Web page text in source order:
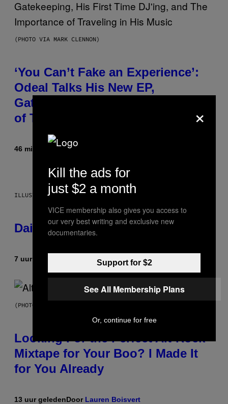
(PHOTO VIA MARK CLENNON)
‘You Can’t Fake an Experience’:
Odeal Talks His New EP,
Gatekeeping, and the Importance
of Traveling [Exclusive]
46 minuten geleden
ILLUSTRATION BY REESA.
Daily Horoscope: August 6, 2026
7 uur geleden Ashley Fike
(PHOTO BY MICK HUTSON/REDFERNS)
Looking For the Perfect Alt-Rock
Mixtape for Your Boo? I Made It
for You Already
13 uur geledenDoor Lauren Boisvert
×
Kill the ads for
just $2 a month
VICE membership also gives you access to
our very best writing and exclusive new
documentaries.
Support for $2
See All Membership Plans
Or, continue for free